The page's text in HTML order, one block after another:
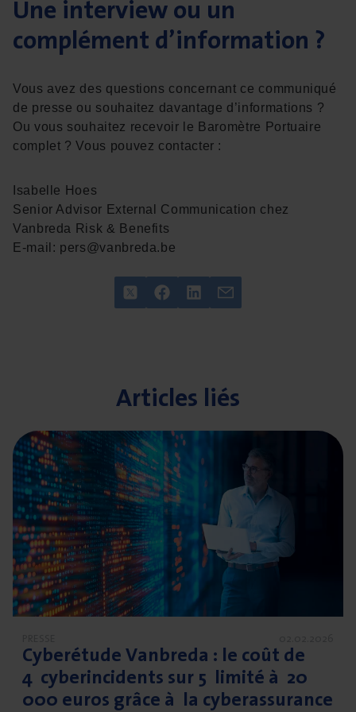
Une interview ou un
complément d’information ?
Vous avez des questions concernant ce communiqué
de presse ou souhaitez davantage d’informations ?
Ou vous souhaitez recevoir le Baromètre Portuaire
complet ? Vous pouvez contacter :
Isabelle Hoes
Senior Advisor External Communication chez
Vanbreda Risk & Benefits
E-mail: pers@vanbreda.be
TwitterFacebookLinkedInE-mail
Articles liés
Cybe­ré­tude Van­bre­da : le coût de
4cybe­rin­ci­dents sur5 limi­té à 20
000euros grâce à la cyberassurance
En savoir plus sur Cyberétude Vanbreda : le coût de 4